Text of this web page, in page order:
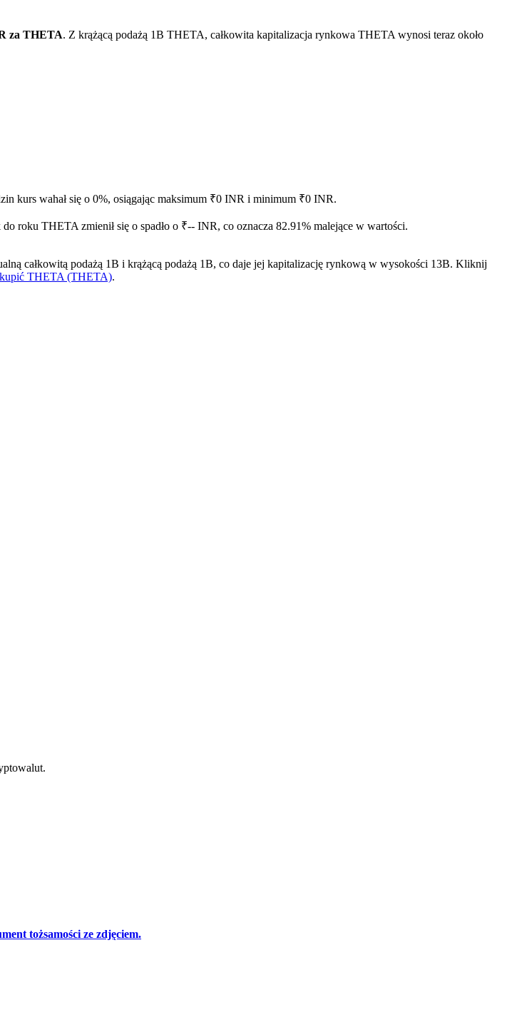
za THETA. Z krążącą podażą 1B THETA, całkowita kapitalizacja rynkowa THETA wynosi teraz około
kurs wahał się o 0%, osiągając maksimum ₹0 INR i minimum ₹0 INR.
do roku THETA zmienił się o spadło o ₹-- INR, co oznacza 82.91% malejące w wartości.
całkowitą podażą 1B i krążącą podażą 1B, co daje jej kapitalizację rynkową w wysokości 13B. Kliknij
THETA (THETA).
tożsamości ze zdjęciem.